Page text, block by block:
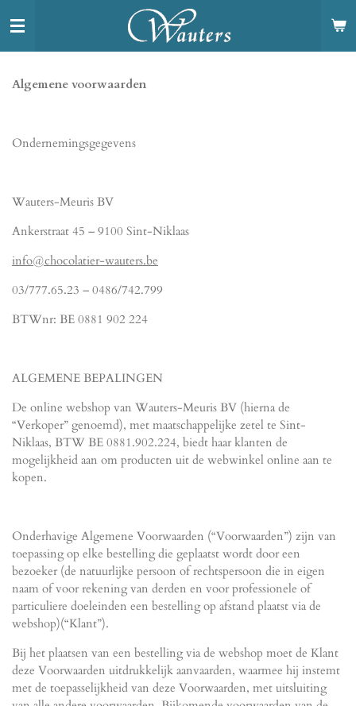
direct
naar
hoofdinhoud
Algemene voorwaarden
Ondernemingsgegevens
Wauters-Meuris BV
Ankerstraat 45 – 9100 Sint-Niklaas
info@chocolatier-wauters.be
03/777.65.23 – 0486/742.799
BTWnr: BE 0881 902 224
ALGEMENE BEPALINGEN
De online webshop van Wauters-Meuris BV (hierna de
“Verkoper” genoemd), met maatschappelijke zetel te Sint-
Niklaas, BTW BE 0881.902.224, biedt haar klanten de
mogelijkheid aan om producten uit de webwinkel online aan te
kopen.
Onderhavige Algemene Voorwaarden (“Voorwaarden”) zijn van
toepassing op elke bestelling die geplaatst wordt door een
bezoeker (de natuurlijke persoon of rechtspersoon die in eigen
naam of voor rekening van derden en voor professionele of
particuliere doeleinden een bestelling op afstand plaatst via de
webshop)(“Klant”).
Bij het plaatsen van een bestelling via de webshop moet de Klant
deze Voorwaarden uitdrukkelijk aanvaarden, waarmee hij instemt
met de toepasselijkheid van deze Voorwaarden, met uitsluiting